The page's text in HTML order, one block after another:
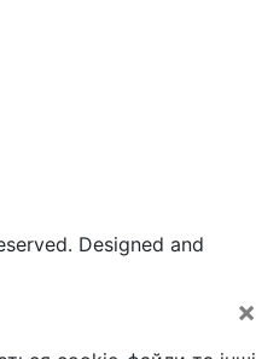
Designed and
×